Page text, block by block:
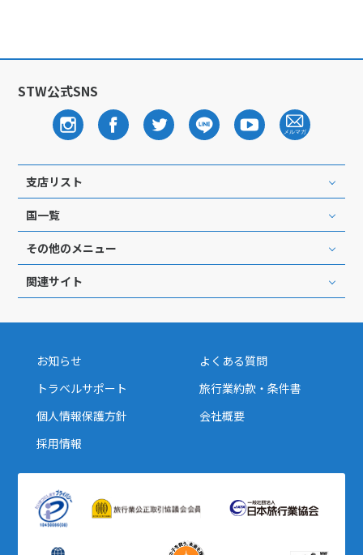
STW公式SNS
支店リスト
国一覧
その他のメニュー
関連サイト
お知らせ
よくある質問
トラベルサポート
旅行業約款・条件書
個人情報保護方針
会社概要
採用情報